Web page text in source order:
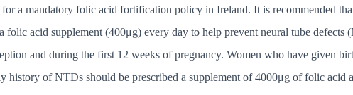
for a mandatory folic acid fortification policy in Ireland. It is recommended
folic acid supplement (400μg) every day to help prevent neural tube
and during the first 12 weeks of pregnancy. Women who have given
history of NTDs should be prescribed a supplement of 4000μg of folic acid